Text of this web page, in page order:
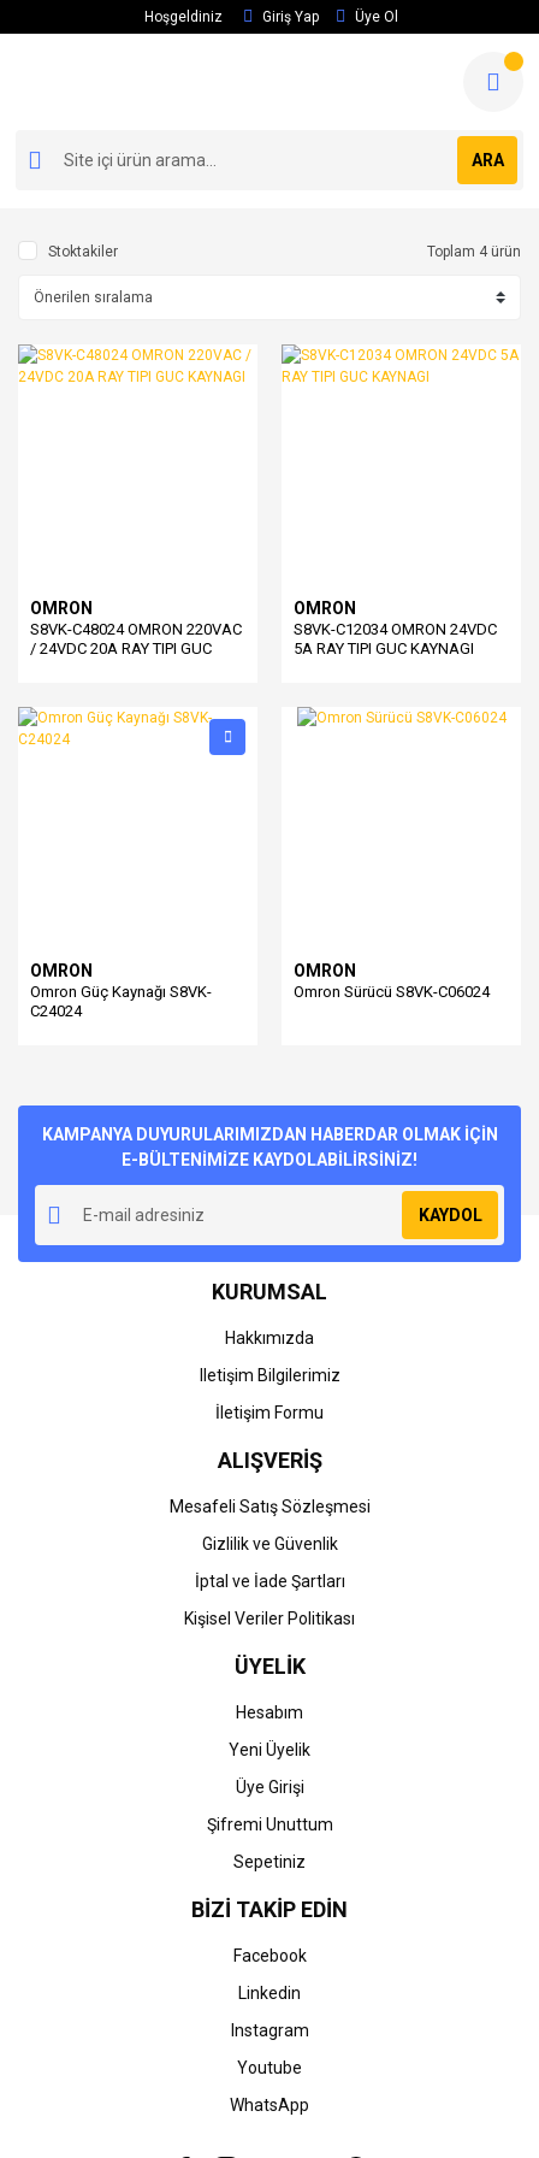
Hoşgeldiniz Giriş Yap Üye Ol
ARA
Stoktakiler Toplam 4 ürün
OMRON
S8VK-C48024 OMRON 220VAC
/ 24VDC 20A RAY TIPI GUC
OMRON
S8VK-C12034 OMRON 24VDC
5A RAY TIPI GUC KAYNAGI
OMRON
Omron Güç Kaynağı S8VK-
C24024
OMRON
Omron Sürücü S8VK-C06024
KAMPANYA DUYURULARIMIZDAN HABERDAR OLMAK İÇİN
E-BÜLTENİMİZE KAYDOLABİLİRSİNİZ!
KAYDOL
KURUMSAL
Hakkımızda
Iletişim Bilgilerimiz
İletişim Formu
ALIŞVERİŞ
Mesafeli Satış Sözleşmesi
Gizlilik ve Güvenlik
İptal ve İade Şartları
Kişisel Veriler Politikası
ÜYELİK
Hesabım
Yeni Üyelik
Üye Girişi
Şifremi Unuttum
Sepetiniz
BİZİ TAKİP EDİN
Facebook
Linkedin
Instagram
Youtube
WhatsApp